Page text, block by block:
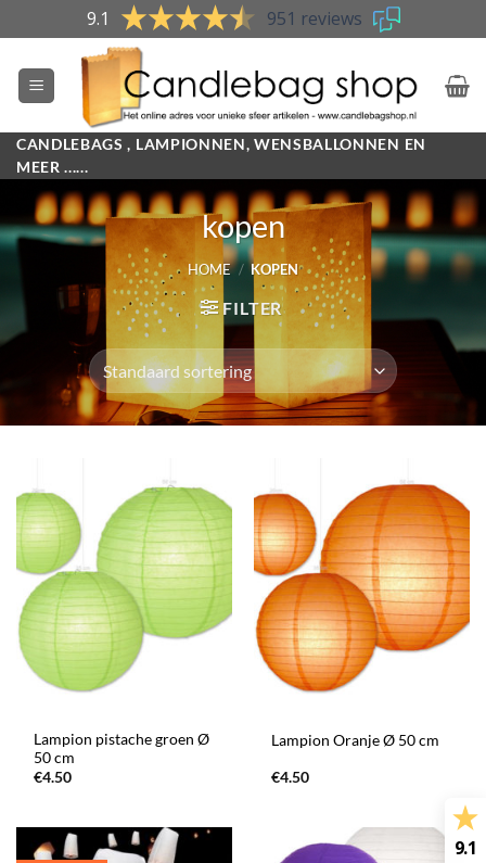
to
content
9.1 951 reviews
CANDLEBAGS , LAMPIONNEN, WENSBALLONNEN EN
MEER ......
kopen
HOME / KOPEN
FILTER
Lampion pistache groen Ø
50 cm
€4.50
Lampion Oranje Ø 50 cm
€4.50
9.1